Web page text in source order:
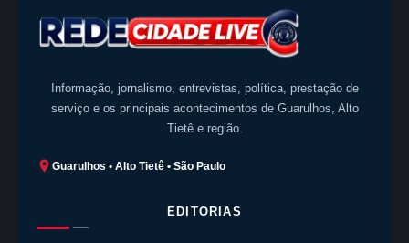
Informação, jornalismo, entrevistas, política, prestação de
serviço e os principais acontecimentos de Guarulhos, Alto
Tietê e região.
Guarulhos • Alto Tietê • São Paulo
EDITORIAS